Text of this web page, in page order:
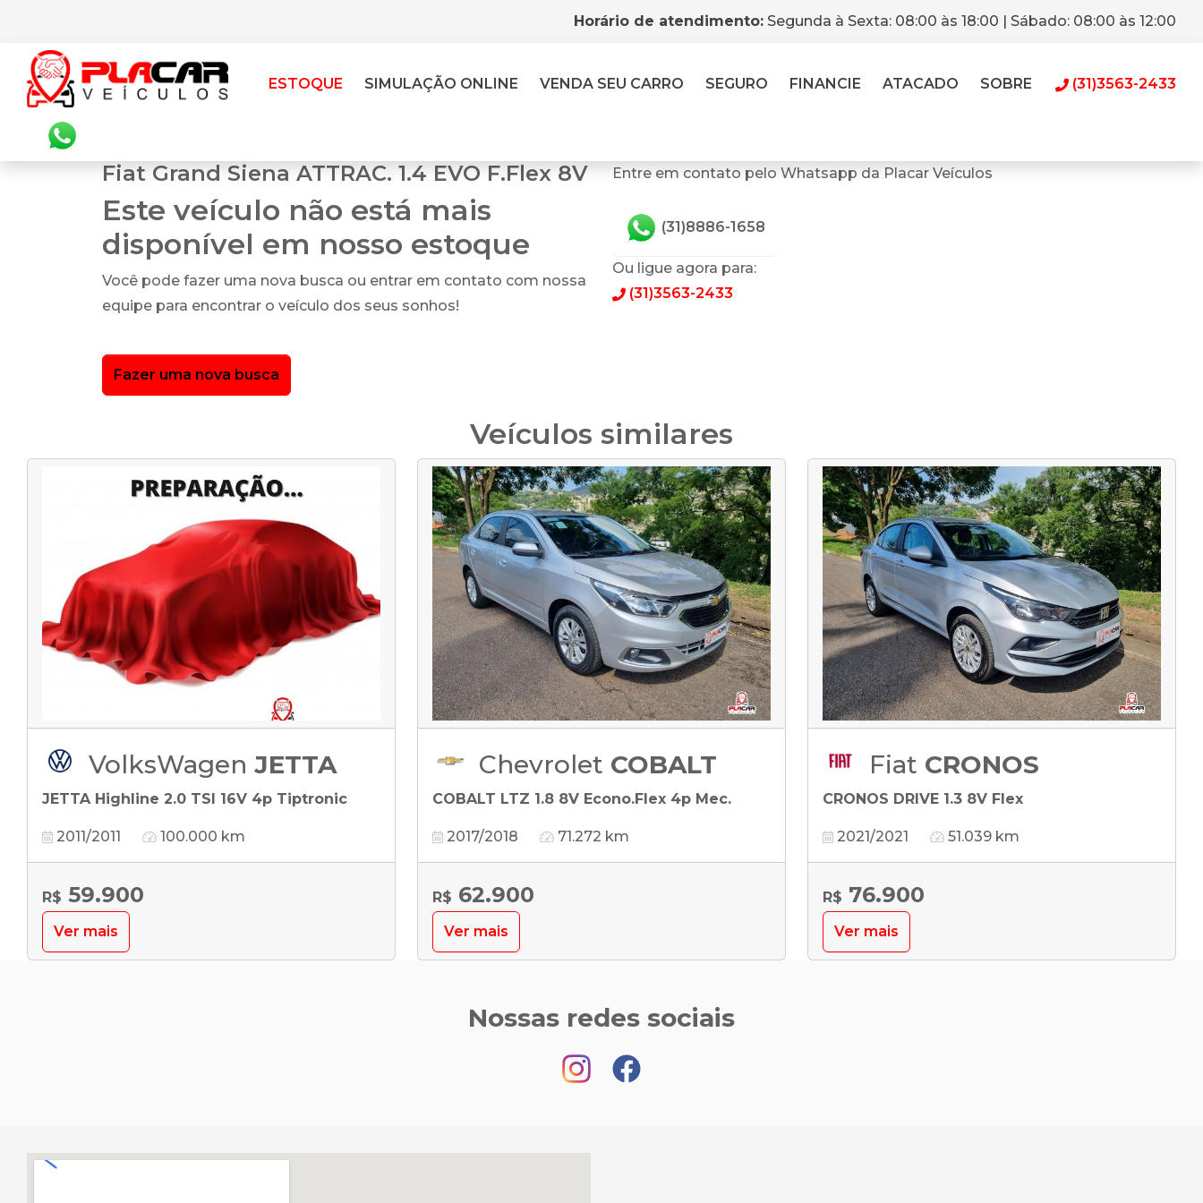
Horário de atendimento: Segunda à Sexta: 08:00 às 18:00 | Sábado: 08:00 às 12:00
ESTOQUE SIMULAÇÃO ONLINE VENDA SEU CARRO SEGURO FINANCIE ATACADO SOBRE (31)3563-2433
Fiat Grand Siena ATTRAC. 1.4 EVO F.Flex 8V
Este veículo não está mais
disponível em nosso estoque
Você pode fazer uma nova busca ou entrar em contato com nossa
equipe para encontrar o veículo dos seus sonhos!
Fazer uma nova busca
Entre em contato pelo Whatsapp da Placar Veículos
(31)8886-1658
Ou ligue agora para:
(31)3563-2433
Veículos similares
VolksWagen JETTA
JETTA Highline 2.0 TSI 16V 4p Tiptronic
2011/2011 100.000 km
R$ 59.900
Ver mais
Chevrolet COBALT
COBALT LTZ 1.8 8V Econo.Flex 4p Mec.
2017/2018 71.272 km
R$ 62.900
Ver mais
Fiat CRONOS
CRONOS DRIVE 1.3 8V Flex
2021/2021 51.039 km
R$ 76.900
Ver mais
Nossas redes sociais